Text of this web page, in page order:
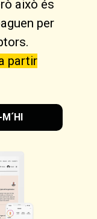
això és
per
partir